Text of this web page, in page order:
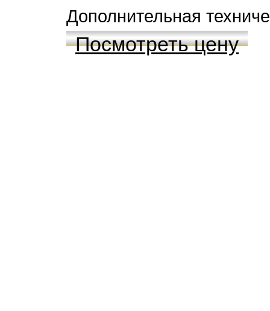
Дополнительная
Посмотреть цену